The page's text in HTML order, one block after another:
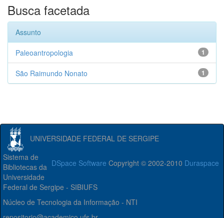
Busca facetada
Assunto
1
Paleoantropologia
1
São Raimundo Nonato
UNIVERSIDADE FEDERAL DE SERGIPE
DSpace Software Copyright © 2002-2010 Duraspace
Sistema de
Bibliotecas da
Universidade
Federal de Sergipe - SIBIUFS
Núcleo de Tecnologia da Informação - NTI